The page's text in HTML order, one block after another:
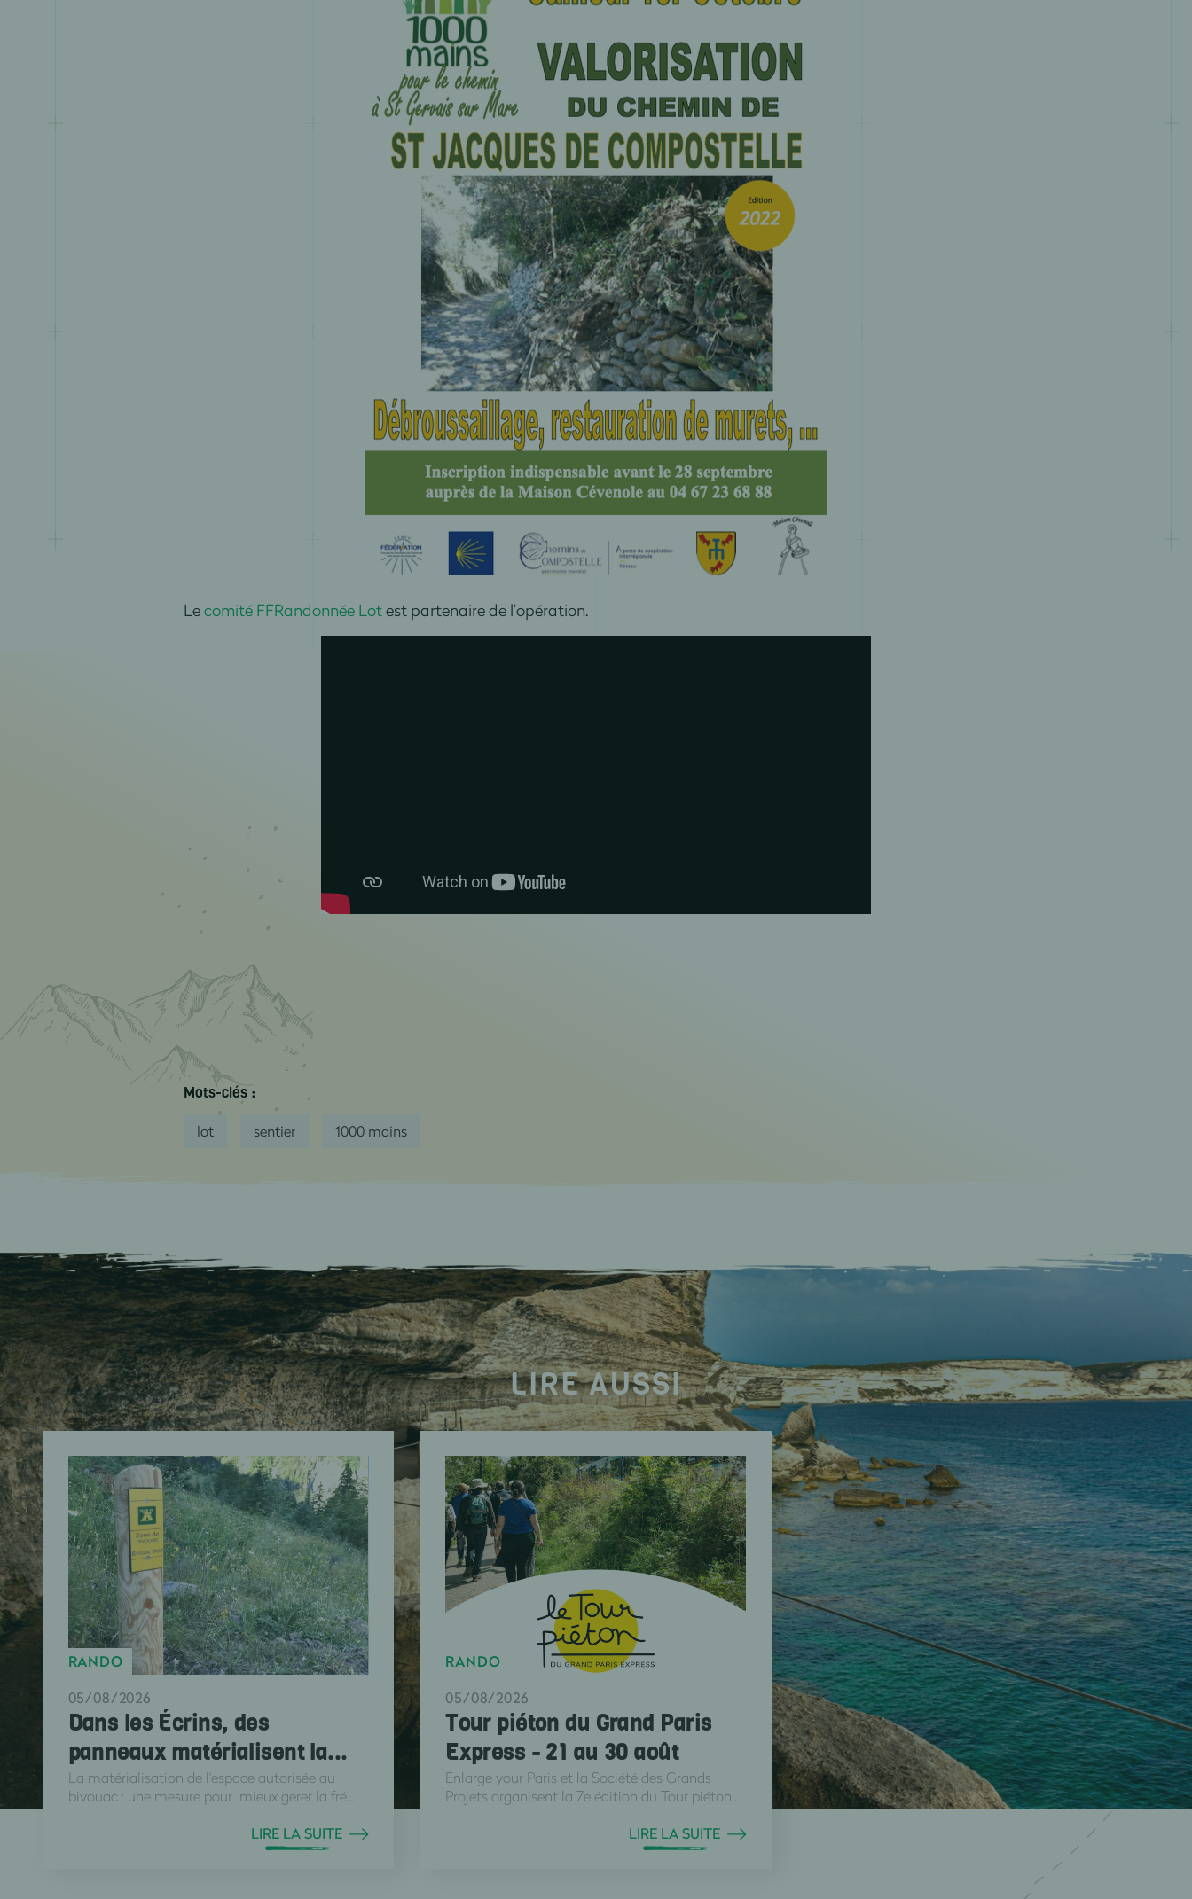
Lecomité FFRandonnée Lotest partenaire de l’opération.
Mots-clés :
lot sentier 1000 mains
LIRE AUSSI
RANDO
05/08/2026
Dans les Écrins, des
panneaux matérialisent la...
La matérialisation de l'espace autorisée au
bivouac : une mesure pour mieux gérer la fré...
LIRE LA SUITE
RANDO
05/08/2026
Tour piéton du Grand Paris
Express - 21 au 30 août
Enlarge your Paris et la Société des Grands
Projets organisent la 7e édition du Tour piéton...
LIRE LA SUITE